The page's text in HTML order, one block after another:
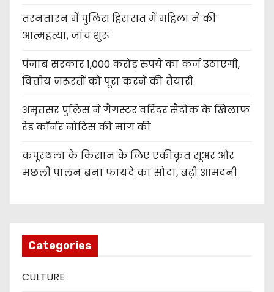
तरनतारन में पुलिस हिरासत में महिला ने की
आत्महत्या, जांच शुरू
पंजाब सरकार 1,000 करोड़ रुपये का कर्ज उठाएगी,
वित्तीय जरूरतों को पूरा करने की तैयारी
अमृतसर पुलिस ने गैंगस्टर वरिंदर सैदोक के खिलाफ
रेड कॉर्नर नोटिस की मांग की
कपूरथला के किसान के लिए एकीकृत सूअर और
मछली पालन बना फायदे का सौदा, बढ़ी आमदनी
Categories
CULTURE